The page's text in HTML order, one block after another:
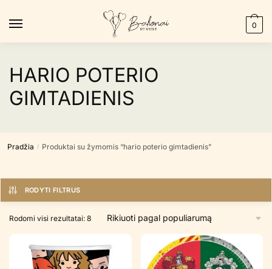
0
HARIO POTERIO
GIMTADIENIS
Pradžia / Produktai su žymomis “hario poterio gimtadienis”
RODYTI FILTRUS
Rodomi visi rezultatai: 8Rūšiuojama
populiarumą